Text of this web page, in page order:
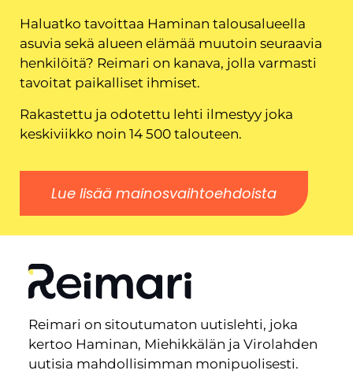
Haluatko tavoittaa Haminan talousalueella
asuvia sekä alueen elämää muutoin seuraavia
henkilöitä? Reimari on kanava, jolla varmasti
tavoitat paikalliset ihmiset.
Rakastettu ja odotettu lehti ilmestyy joka
keskiviikko noin 14 500 talouteen.
Lue lisää mainosvaihtoehdoista
Reimari on sitoutumaton uutislehti, joka
kertoo Haminan, Miehikkälän ja Virolahden
uutisia mahdollisimman monipuolisesti.